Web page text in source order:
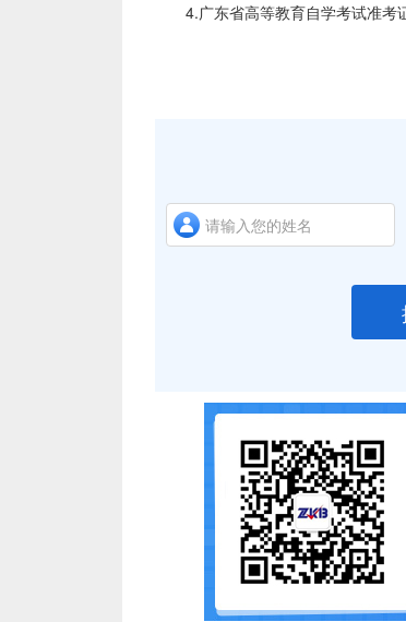
4.广东省高等教育自学考试准考